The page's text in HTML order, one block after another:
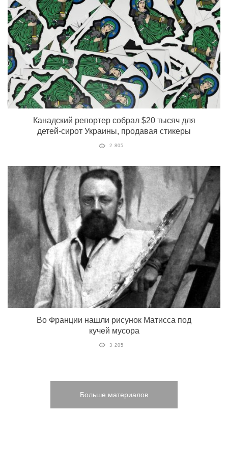
Канадский репортер собрал $20 тысяч для
детей-сирот Украины, продавая стикеры
2 805
Во Франции нашли рисунок Матисса под
кучей мусора
3 205
Больше материалов